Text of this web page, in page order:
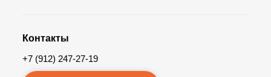
Контакты
+7 (912) 247-27-19